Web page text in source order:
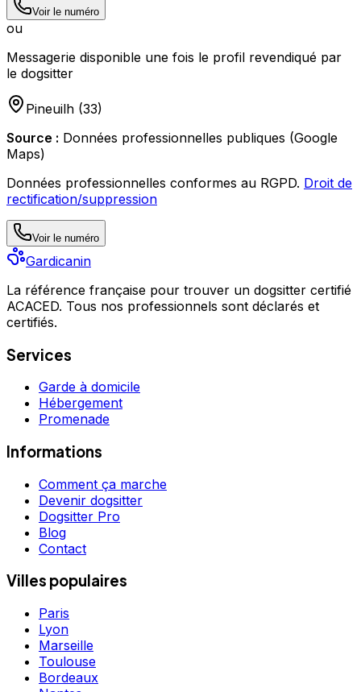
Voir le numéro
ou
Messagerie disponible une fois le profil revendiqué par
le dogsitter
Pineuilh (33)
Source : Données professionnelles publiques (Google
Maps)
Données professionnelles conformes au RGPD. Droit de
rectification/suppression
Voir le numéro
Gardicanin
La référence française pour trouver un dogsitter certifié
ACACED. Tous nos professionnels sont déclarés et
certifiés.
Services
Garde à domicile
Hébergement
Promenade
Informations
Comment ça marche
Devenir dogsitter
Dogsitter Pro
Blog
Contact
Villes populaires
Paris
Lyon
Marseille
Toulouse
Bordeaux